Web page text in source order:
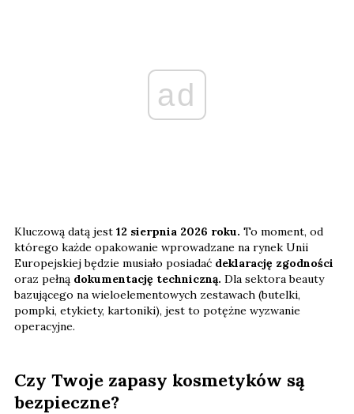
ad
Kluczową datą jest 12 sierpnia 2026 roku. To moment, od
którego każde opakowanie wprowadzane na rynek Unii
Europejskiej będzie musiało posiadać deklarację zgodności
oraz pełną dokumentację techniczną. Dla sektora beauty
bazującego na wieloelementowych zestawach (butelki,
pompki, etykiety, kartoniki), jest to potężne wyzwanie
operacyjne.
Czy Twoje zapasy kosmetyków są
bezpieczne?